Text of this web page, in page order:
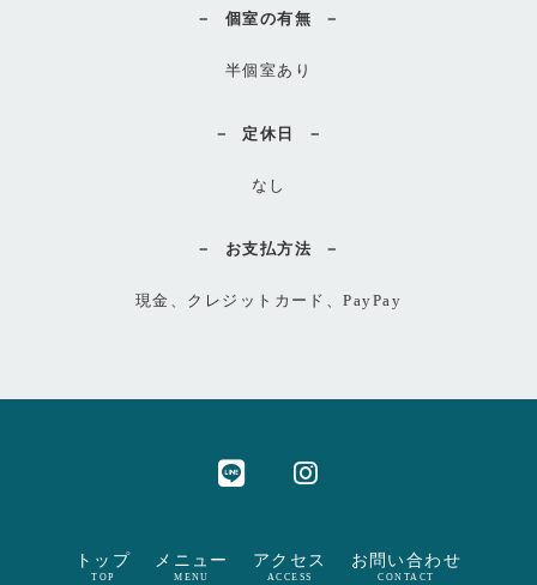
個室の有無
半個室あり
定休日
なし
お支払方法
現金、クレジットカード、PayPay
トップ
TOP
メニュー
MENU
アクセス
ACCESS
お問い合わせ
CONTACT